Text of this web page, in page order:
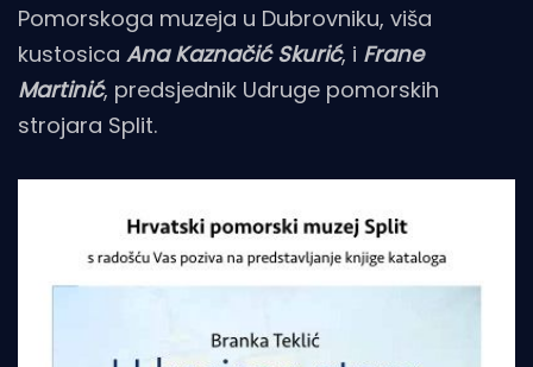
Pomorskoga muzeja u Dubrovniku, viša
kustosica Ana Kaznačić Skurić, i Frane
Martinić, predsjednik Udruge pomorskih
strojara Split.